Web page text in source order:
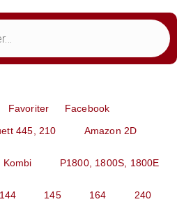
Favoriter
Facebook
445, 210 Amazon 2D
Kombi P1800, 1800S, 1800E
144 145 164 240